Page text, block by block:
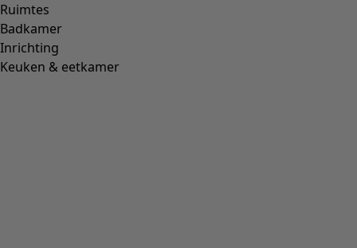
Ruimtes
Badkamer
Inrichting
Keuken & eetkamer